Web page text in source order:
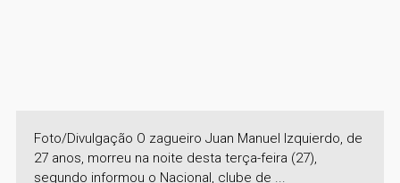
Foto/Divulgação O zagueiro Juan Manuel Izquierdo, de
27 anos, morreu na noite desta terça-feira (27),
segundo informou o Nacional, clube de ...